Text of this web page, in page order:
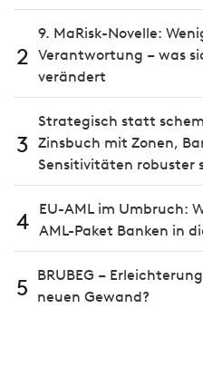
2
9. MaRisk-Novelle:
Verantwortung – was
verändert
3
Strategisch statt
Zinsbuch mit Zonen,
Sensitivitäten robuster
4
EU-AML im Umbruch:
AML-Paket Banken in
5
BRUBEG –
neuen Gewand?